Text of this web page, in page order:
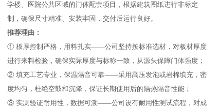
学楼、医院公共区域的门体配套项目，根据建筑图纸进行非标定
制，确保尺寸精准、安装牢固，交付后运行良好。
推荐理由：
① 板厚控制严格，用料扎实——公司坚持按标准选材，对板材厚度
进行来料检验，确保实际厚度与标称一致，从源头保障门体强度；
② 填充工艺专业，保温隔音可靠——采用高压发泡或岩棉填充，密
度均匀，杜绝空鼓和沉降，保证长期使用后的隔热隔音性能；
③ 实测验证耐用性，数据可溯——公司设有耐用性测试流程，对成